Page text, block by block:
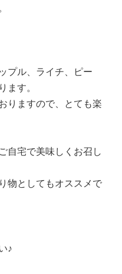
プル、ライチ、ピー
ます。
りますので、とても楽
自宅で美味しくお召し
物としてもオススメで
♪